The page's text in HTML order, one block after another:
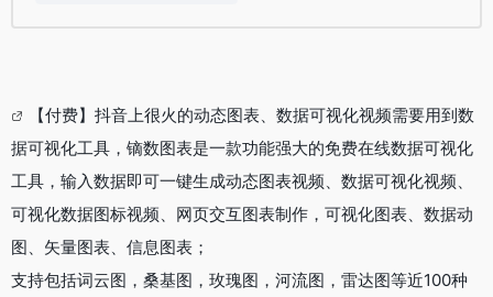
【付费】抖音上很火的动态图表、数据可视化视频需要用到数
据可视化工具，镝数图表是一款功能强大的免费在线数据可视化
工具，输入数据即可一键生成动态图表视频、数据可视化视频、
可视化数据图标视频、网页交互图表制作，可视化图表、数据动
图、矢量图表、信息图表；
支持包括词云图，桑基图，玫瑰图，河流图，雷达图等近100种